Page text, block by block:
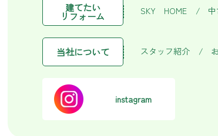
建てたい
リフォーム SKY HOME
当社について スタッフ紹介
instagram